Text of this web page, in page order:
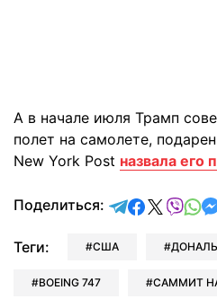
А в начале июля Трамп
полет на самолете,
New York Post назвала его
Поделиться: отправить в
Теги: США
BOEING 747 САММИТ